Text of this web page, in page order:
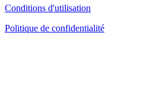
Conditions d'utilisation
Politique de confidentialité